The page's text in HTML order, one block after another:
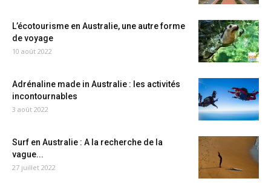
L’écotourisme en Australie, une autre forme
de voyage
10 août 2022
Adrénaline made in Australie : les activités
incontournables
3 août 2022
Surf en Australie : A la recherche de la
vague...
27 juillet 2022